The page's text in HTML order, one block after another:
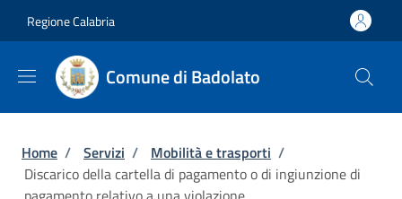
Regione Calabria
Comune di Badolato
Briciole di pane
Home / Servizi / Mobilità e trasporti /
Discarico della cartella di pagamento o di ingiunzione di